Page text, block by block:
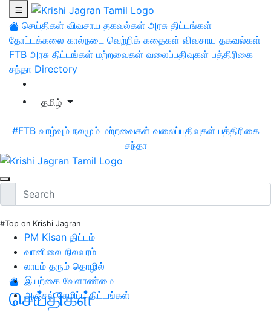
செய்திகள் விவசாய தகவல்கள் அரசு திட்டங்கள்
தோட்டக்கலை கால்நடை வெற்றிக் கதைகள் விவசாய தகவல்கள்
FTB அரசு திட்டங்கள் மற்றவைகள் வலைப்பதிவுகள் பத்திரிகை
சந்தா Directory
தமிழ்
#FTB வாழ்வும் நலமும் மற்றவைகள் வலைப்பதிவுகள் பத்திரிகை
சந்தா
#Top on Krishi Jagran
PM Kisan திட்டம்
வானிலை நிலவரம்
லாபம் தரும் தொழில்
இயற்கை வேளாண்மை
அஞ்சல் சேமிப்பு திட்டங்கள்
செய்திகள்